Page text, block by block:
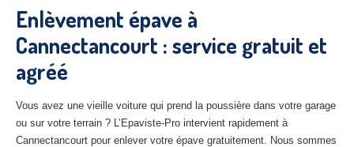
– Eure-et-Loir
27– Eure
10
02– Aisne
Tous les secteurs
Enlèvement épave à
Cannectancourt : service gratuit et
agréé
Vous avez une vieille voiture qui prend la poussière dans votre garage
ou sur votre terrain ? L’Epaviste-Pro intervient rapidement à
Cannectancourt pour enlever votre épave gratuitement. Nous sommes